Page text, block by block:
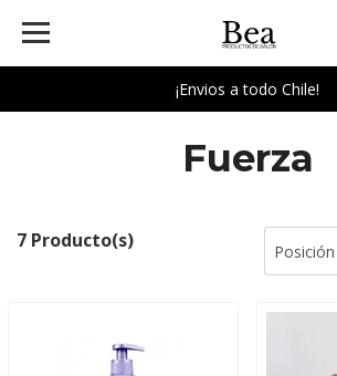
¡Envios a todo Chile!
Fuerza
7 Producto(s)